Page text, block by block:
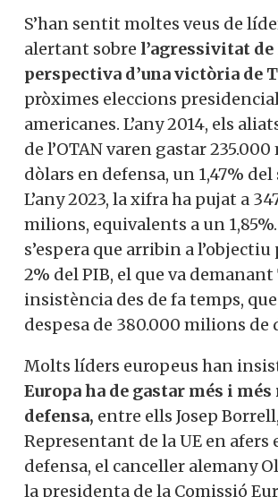
a l’espai. Washington busca
complicitat de Pequín i Nova
evitar una nova gran escalada
Kremlin.
S’han sentit moltes veus de
europeus alertant sobre
Rússia i la perspectiva d’una
Trumpa les pròximes
eleccions presidencials
2014, els aliats europeus de
gastar 235.000 milions de
defensa, un 1,47% del seu PIB.
equivalents a un 1,85%. Pel 2004,
que arribin a l’objectiu previst
PIB, el que va demanant Trump
insistència des de fa temps,
una despesa de 380.000